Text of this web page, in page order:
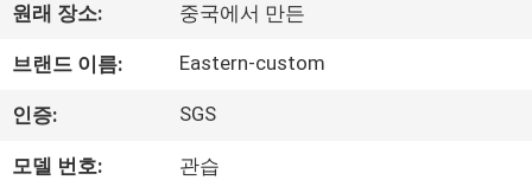
우
리
에
원래 장소: 중국에서 만든
브랜드 이름: Eastern-custom
인증: SGS
모델 번호: 관습